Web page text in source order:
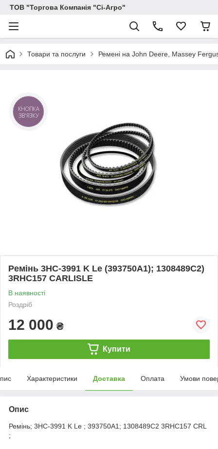
ТОВ "Торгова Компанія "Сі-Агро"
Товари та послуги Ремені на John Deere, Massey
Ремінь 3НС-3991 K Le (393750A1); 1308489C2)
3RHC157 CARLISLE
В наявності
Роздріб
12 000 ₴
Купити
Характеристики Доставка Оплата Умови
Опис
Ремінь; 3НС-3991 K Le ; 393750A1; 1308489C2 3RHC157 CRL
;
КНОПКА
ЗВ'ЯЗКУ